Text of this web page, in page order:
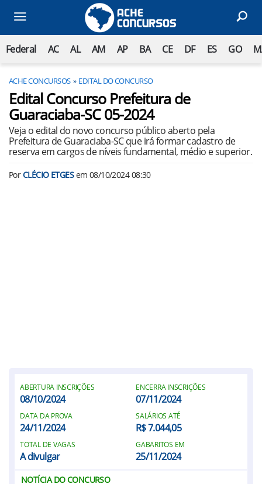
Federal AC AL AM AP BA CE DF ES GO
ACHE CONCURSOS EDITAL DO CONCURSO
Edital Concurso Prefeitura de
Guaraciaba-SC 05-2024
Veja o edital do novo concurso público aberto pela
Prefeitura de Guaraciaba-SC que irá formar cadastro de
reserva em cargos de níveis fundamental, médio e superior.
PorCLÉCIO ETGESem 08/10/2024 08:30
ABERTURA INSCRIÇÕES
08/10/2024
ENCERRA INSCRIÇÕES
07/11/2024
DATA DA PROVA
24/11/2024
SALÁRIOS ATÉ
R$ 7.044,05
TOTAL DE VAGAS
A divulgar
GABARITOS EM
25/11/2024
NOTÍCIA DO CONCURSO